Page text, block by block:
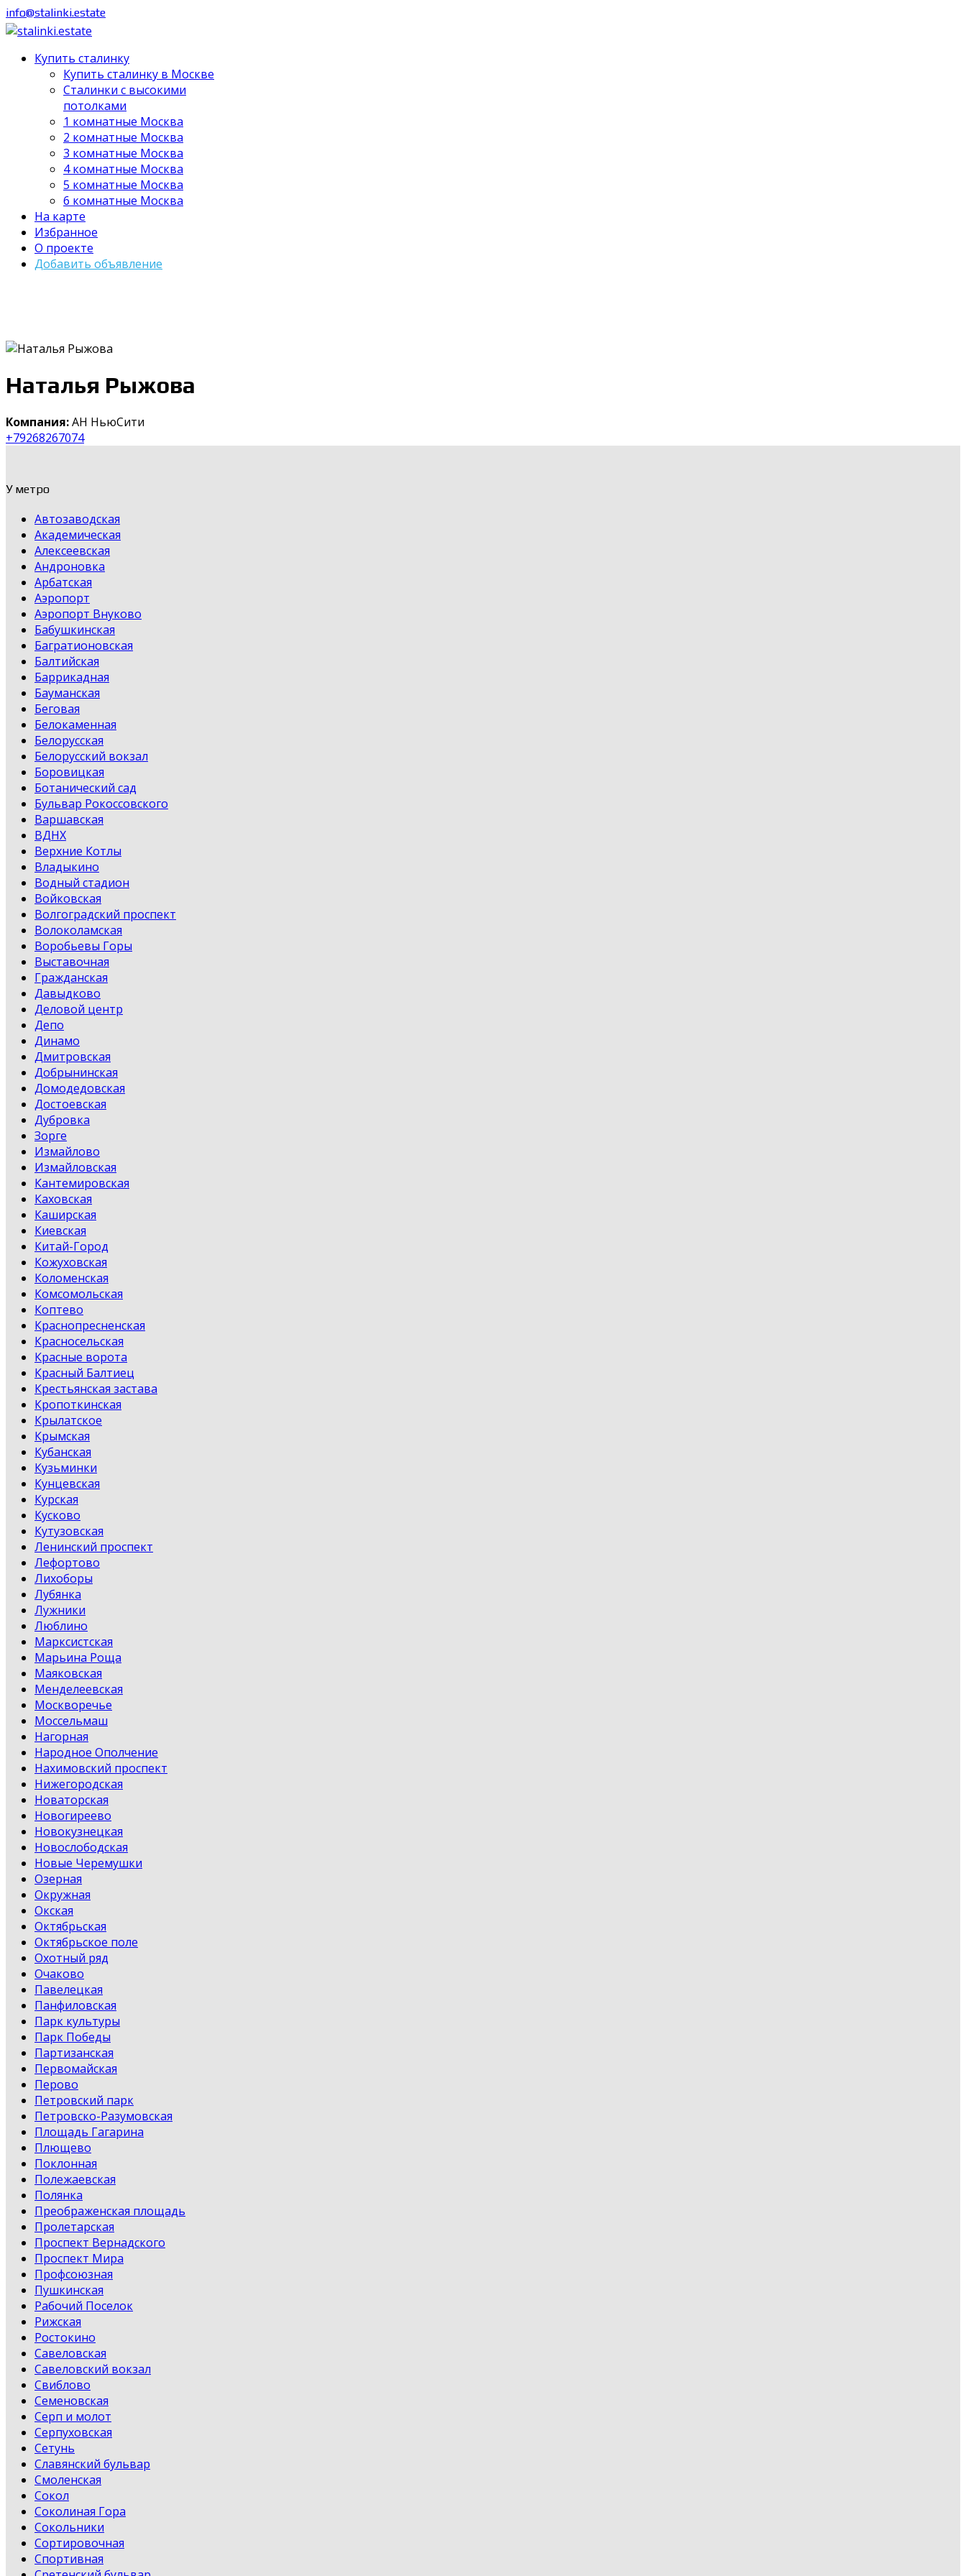
info@stalinki.estate
Купить сталинку
Купить сталинку в Москве
Cталинки с высокими
потолками
1 комнатные Москва
2 комнатные Москва
3 комнатные Москва
4 комнатные Москва
5 комнатные Москва
6 комнатные Москва
На карте
Избранное
О проекте
Добавить объявление
Наталья Рыжова
Компания:АН НьюСити
+79268267074
У метро
Автозаводская
Академическая
Алексеевская
Андроновка
Арбатская
Аэропорт
Аэропорт Внуково
Бабушкинская
Багратионовская
Балтийская
Баррикадная
Бауманская
Беговая
Белокаменная
Белорусская
Белорусский вокзал
Боровицкая
Ботанический сад
Бульвар Рокоссовского
Варшавская
ВДНХ
Верхние Котлы
Владыкино
Водный стадион
Войковская
Волгоградский проспект
Волоколамская
Воробьевы Горы
Выставочная
Гражданская
Давыдково
Деловой центр
Депо
Динамо
Дмитровская
Добрынинская
Домодедовская
Достоевская
Дубровка
Зорге
Измайлово
Измайловская
Кантемировская
Каховская
Каширская
Киевская
Китай-Город
Кожуховская
Коломенская
Комсомольская
Коптево
Краснопресненская
Красносельская
Красные ворота
Красный Балтиец
Крестьянская застава
Кропоткинская
Крылатское
Крымская
Кубанская
Кузьминки
Кунцевская
Курская
Кусково
Кутузовская
Ленинский проспект
Лефортово
Лихоборы
Лубянка
Лужники
Люблино
Марксистская
Марьина Роща
Маяковская
Менделеевская
Москворечье
Моссельмаш
Нагорная
Народное Ополчение
Нахимовский проспект
Нижегородская
Новаторская
Новогиреево
Новокузнецкая
Новослободская
Новые Черемушки
Озерная
Окружная
Окская
Октябрьская
Октябрьское поле
Охотный ряд
Очаково
Павелецкая
Панфиловская
Парк культуры
Парк Победы
Партизанская
Первомайская
Перово
Петровский парк
Петровско-Разумовская
Площадь Гагарина
Плющево
Поклонная
Полежаевская
Полянка
Преображенская площадь
Пролетарская
Проспект Вернадского
Проспект Мира
Профсоюзная
Пушкинская
Рабочий Поселок
Рижская
Ростокино
Савеловская
Савеловский вокзал
Свиблово
Семеновская
Серп и молот
Серпуховская
Сетунь
Славянский бульвар
Смоленская
Сокол
Соколиная Гора
Сокольники
Сортировочная
Спортивная